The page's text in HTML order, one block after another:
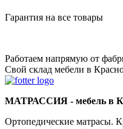
Гарантия на все товары
Работаем напрямую от
Свой склад мебели в
МАТРАССИЯ - мебель в
Ортопедические матрасы.